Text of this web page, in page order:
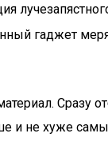
гаджет
и не хуже